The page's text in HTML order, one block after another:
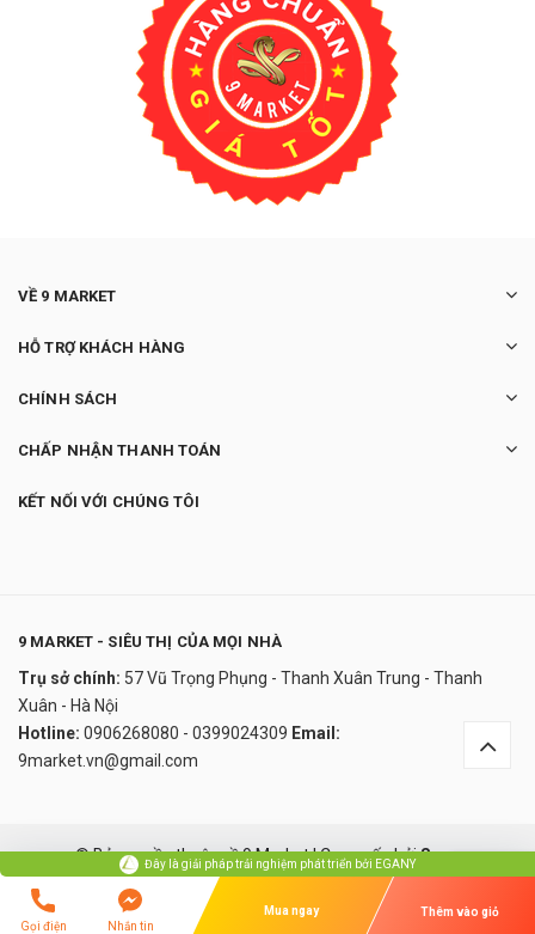
VỀ 9 MARKET
HỖ TRỢ KHÁCH HÀNG
CHÍNH SÁCH
CHẤP NHẬN THANH TOÁN
KẾT NỐI VỚI CHÚNG TÔI
9 MARKET - SIÊU THỊ CỦA MỌI NHÀ
Trụ sở chính: 57 Vũ Trọng Phụng - Thanh Xuân Trung - Thanh
Xuân - Hà Nội
Hotline: 0906268080 - 0399024309 Email:
9market.vn@gmail.com
© Bản quyền thuộc về 9 Market|Cung cấp bởiSapo
So sánh
Lỗi giao diện: file 'snippets/ozui_script.bwt' không được tìm thấy
3.200.000₫
undefined
Đây là giải pháp trải nghiệm phát triển bởi EGANY
Xem Giỏ Hàng Và Thanh Toán
Đây là giải pháp trải nghiệm phát triển bởi EGANY
Gọi điện Nhắn tin
Mua ngay Thêm vào giỏ